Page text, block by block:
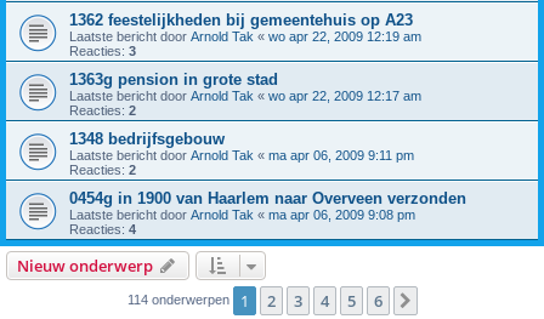
1362 feestelijkheden bij gemeentehuis op A23
Laatste bericht door Arnold Tak « wo apr 22, 2009 12:19 am
Reacties: 3
1363g pension in grote stad
Laatste bericht door Arnold Tak « wo apr 22, 2009 12:17 am
Reacties: 2
1348 bedrijfsgebouw
Laatste bericht door Arnold Tak « ma apr 06, 2009 9:11 pm
Reacties: 2
0454g in 1900 van Haarlem naar Overveen verzonden
Laatste bericht door Arnold Tak « ma apr 06, 2009 9:08 pm
Reacties: 4
Nieuw onderwerp
114 onderwerpen 1 2 3 4 5 6